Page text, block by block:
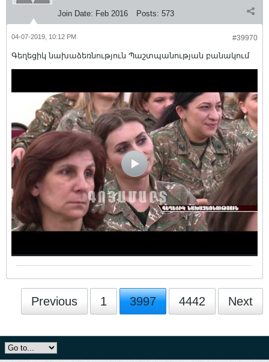
Join Date: Feb 2016 Posts: 573
#39970
04-07-2019, 10:12 PM
Գեղեցիկ նախաձեռնություն Պաշտպանության բանակում
Previous 1 3997 4442 Next